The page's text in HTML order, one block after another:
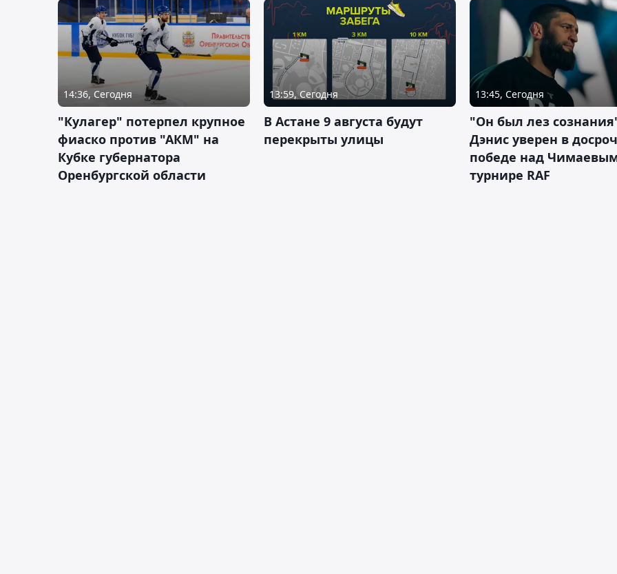
14:36, Сегодня
"Кулагер" потерпел крупное
фиаско против "АКМ" на
Кубке губернатора
Оренбургской области
13:59, Сегодня
В Астане 9 августа будут
перекрыты улицы
13:45, Сегодня
"Он был лез
Дэнис уверен в
победе над
турнире RAF